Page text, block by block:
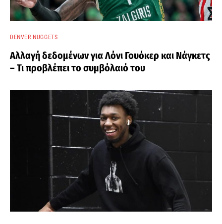
DENVER NUGGETS
Αλλαγή δεδομένων για Λόνι Γουόκερ και Νάγκετς
– Τι προβλέπει το συμβόλαιό του